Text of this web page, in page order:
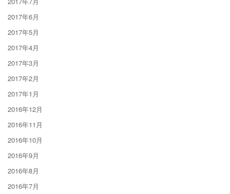
2017年6月
2017年5月
2017年4月
2017年3月
2017年2月
2017年1月
2016年12月
2016年11月
2016年10月
2016年9月
2016年8月
2016年7月